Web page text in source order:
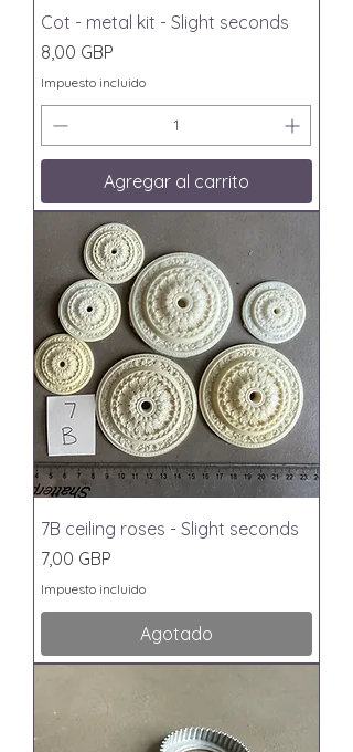
Cot - metal kit - Slight seconds
Precio
8,00 GBP
Impuesto incluido
Agregar al carrito
7B ceiling roses - Slight seconds
Precio
7,00 GBP
Impuesto incluido
Agotado